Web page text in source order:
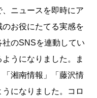
ニュースを即時にア
お役にたてる実感を
のSNSを連動してい
うになりました。ま
湘南情報」「藤沢情
になりました。コロ